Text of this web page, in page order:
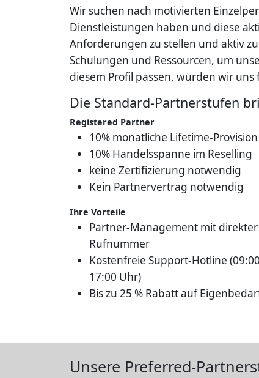
Wir suchen nach motivierten
Dienstleistungen haben und diese
Anforderungen zu stellen und aktiv
Schulungen und Ressourcen, um
diesem Profil passen, würden wir uns
Die Standard-Partnerstufen
Registered Partner
10% monatliche Lifetime-Provision
10% Handelsspanne im Reselling
keine Zertifizierung notwendig
Kein Partnervertrag notwendig
Ihre Vorteile
Partner-Management mit direkter
Rufnummer
Kostenfreie Support-Hotline
17:00 Uhr)
Bis zu 25 % Rabatt auf
Unsere Preferred-